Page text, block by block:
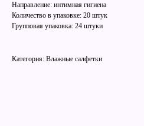
Направление: интимная гигиена
Количество в упаковке: 20 штук
Групповая упаковка: 24 штуки
Категория: Влажные салфетки